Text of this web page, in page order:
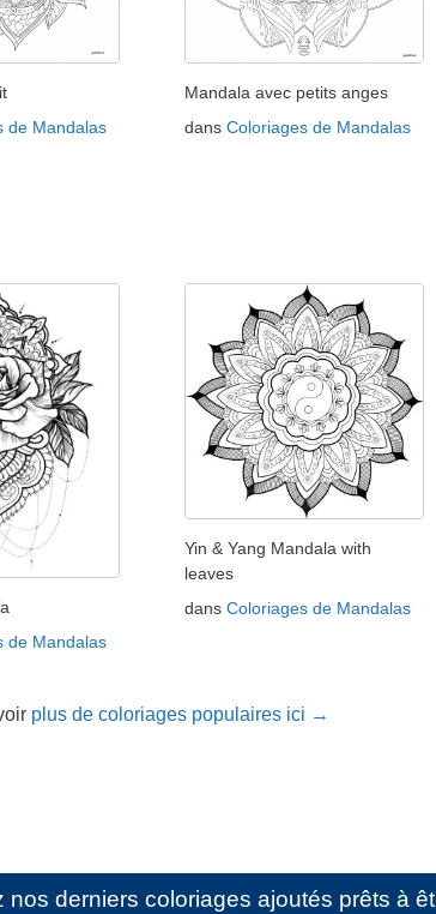
de Mandalas
Mandala avec petits anges
dans Coloriages de Mandalas
de Mandalas
Yin & Yang Mandala with
leaves
dans Coloriages de Mandalas
plus de coloriages populaires ici →
nos derniers coloriages ajoutés prêts à